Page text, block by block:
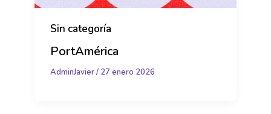
Sin categoría
PortAmérica
AdminJavier/ 27 enero 2026